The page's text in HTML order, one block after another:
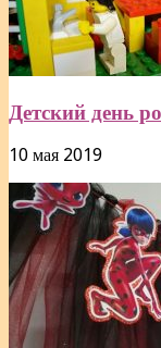
Детский день
10 мая 2019